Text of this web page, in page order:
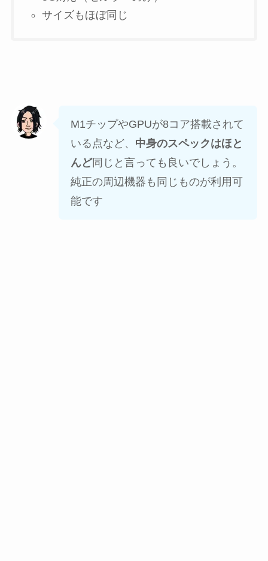
サイズもほぼ同じ
M1チップやGPUが8コア搭載されて
いる点など、 中身のスペックはほと
んど同じと言っても良いでしょう。
純正の周辺機器も同じものが利用可
能です